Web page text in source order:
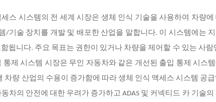
스 시스템의 전 세계 시장은 생체 인식 기술을 사용하여 차량
/기술 장치를 개발 및 배포한 산업을 말합니다. 이 시스템에는
됩니다. 주요 목표는 권한이 있거나 차량을 제어할 수 있는 사
통제 시스템 시장은 무인 자동차와 같은 개선된 출입 통제 시스
차량 산업의 수용이 증가함에 따라 생체 인식 액세스 시스템 공
차의 안전에 대한 우려가 증가하고 ADAS 및 커넥티드 카 기술